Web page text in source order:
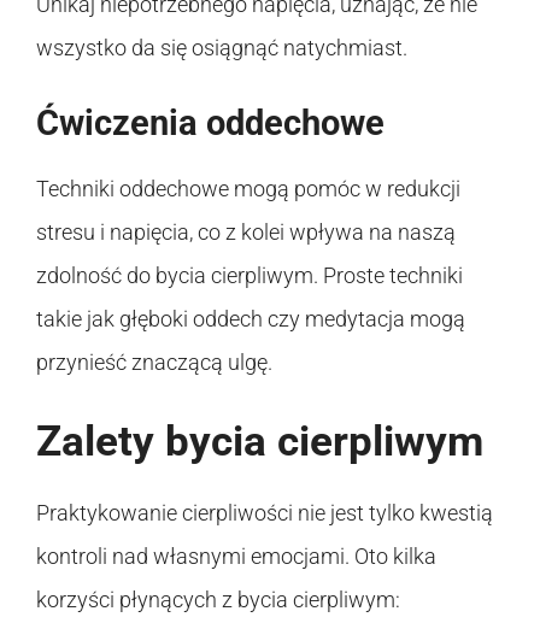
wszystko da się osiągnąć natychmiast.
Ćwiczenia oddechowe
Techniki oddechowe mogą pomóc w redukcji
stresu i napięcia, co z kolei wpływa na naszą
zdolność do bycia cierpliwym. Proste techniki
takie jak głęboki oddech czy medytacja mogą
przynieść znaczącą ulgę.
Zalety bycia cierpliwym
Praktykowanie cierpliwości nie jest tylko kwestią
kontroli nad własnymi emocjami. Oto kilka
korzyści płynących z bycia cierpliwym: